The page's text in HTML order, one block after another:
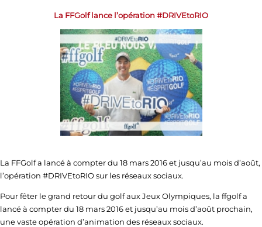
La FFGolf lance l’opération #DRIVEtoRIO
La FFGolf a lancé à compter du 18 mars 2016 et jusqu’au mois d’août,
l’opération #DRIVEtoRIO sur les réseaux sociaux.
Pour fêter le grand retour du golf aux Jeux Olympiques, la ffgolf a
lancé à compter du 18 mars 2016 et jusqu’au mois d’août prochain,
une vaste opération d’animation des réseaux sociaux.